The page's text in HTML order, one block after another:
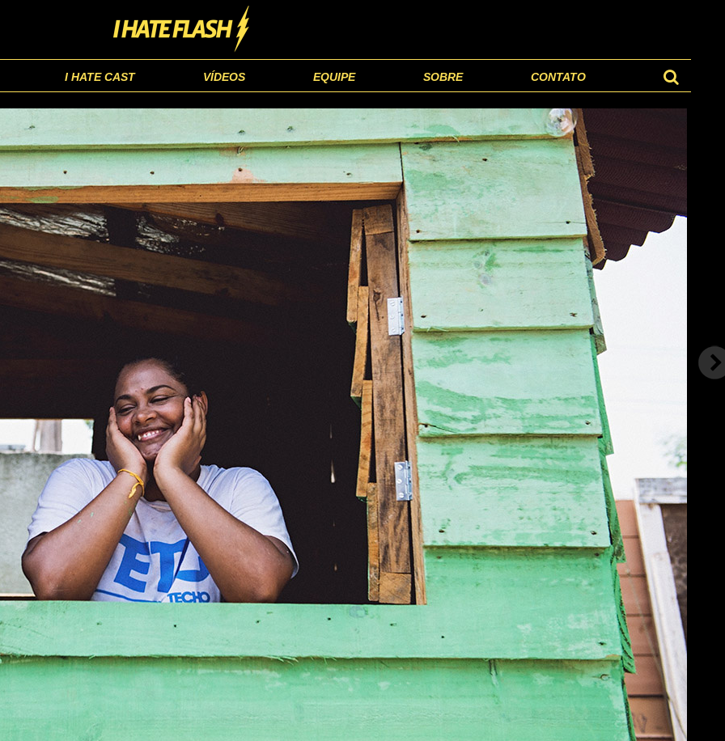
I HATE CAST VÍDEOS EQUIPE SOBRE CONTATO